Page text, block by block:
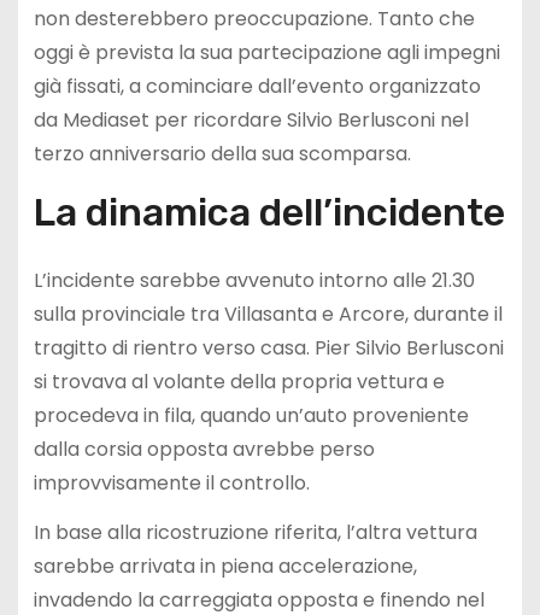
non desterebbero preoccupazione. Tanto che
oggi è prevista la sua partecipazione agli impegni
già fissati, a cominciare dall’evento organizzato
da Mediaset per ricordare Silvio Berlusconi nel
terzo anniversario della sua scomparsa.
La dinamica dell’incidente
L’incidente sarebbe avvenuto intorno alle 21.30
sulla provinciale tra Villasanta e Arcore, durante il
tragitto di rientro verso casa. Pier Silvio Berlusconi
si trovava al volante della propria vettura e
procedeva in fila, quando un’auto proveniente
dalla corsia opposta avrebbe perso
improvvisamente il controllo.
In base alla ricostruzione riferita, l’altra vettura
sarebbe arrivata in piena accelerazione,
invadendo la carreggiata opposta e finendo nel